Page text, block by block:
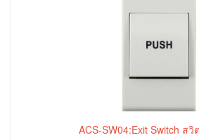
ACS-SW04:Exit Switch ส